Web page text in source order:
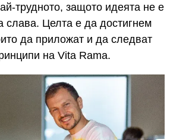
трудното, защото идеята не е
Целта е да достигнем
да приложат и да следват
на Vita Rama.